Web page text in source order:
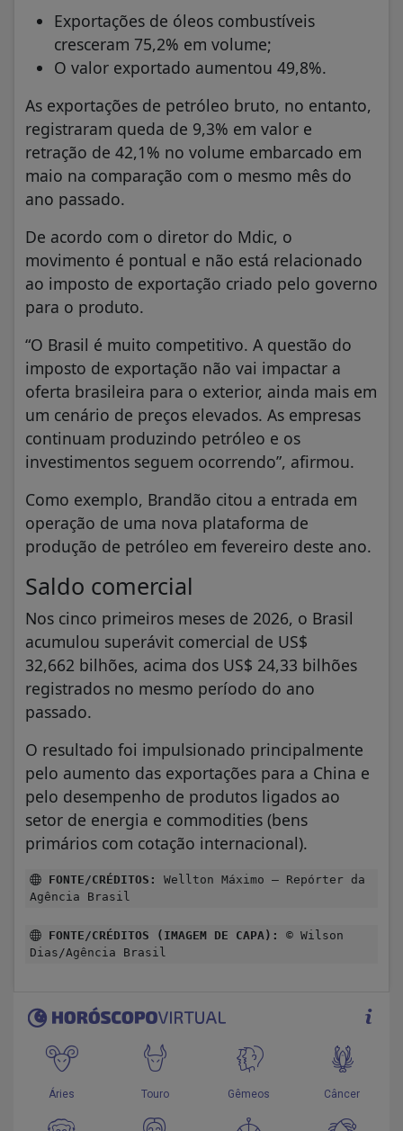
Exportações de óleos combustíveis
cresceram 75,2% em volume;
O valor exportado aumentou 49,8%.
As exportações de petróleo bruto, no entanto,
registraram queda de 9,3% em valor e
retração de 42,1% no volume embarcado em
maio na comparação com o mesmo mês do
ano passado.
De acordo com o diretor do Mdic, o
movimento é pontual e não está relacionado
ao imposto de exportação criado pelo governo
para o produto.
“O Brasil é muito competitivo. A questão do
imposto de exportação não vai impactar a
oferta brasileira para o exterior, ainda mais em
um cenário de preços elevados. As empresas
continuam produzindo petróleo e os
investimentos seguem ocorrendo”, afirmou.
Como exemplo, Brandão citou a entrada em
operação de uma nova plataforma de
produção de petróleo em fevereiro deste ano.
Saldo comercial
Nos cinco primeiros meses de 2026, o Brasil
acumulou superávit comercial de US$
32,662 bilhões, acima dos US$ 24,33 bilhões
registrados no mesmo período do ano
passado.
O resultado foi impulsionado principalmente
pelo aumento das exportações para a China e
pelo desempenho de produtos ligados ao
setor de energia e commodities (bens
primários com cotação internacional).
FONTE/CRÉDITOS:
Wellton Máximo – Repórter da
Agência Brasil
FONTE/CRÉDITOS (IMAGEM DE CAPA):
© Wilson
Dias/Agência Brasil